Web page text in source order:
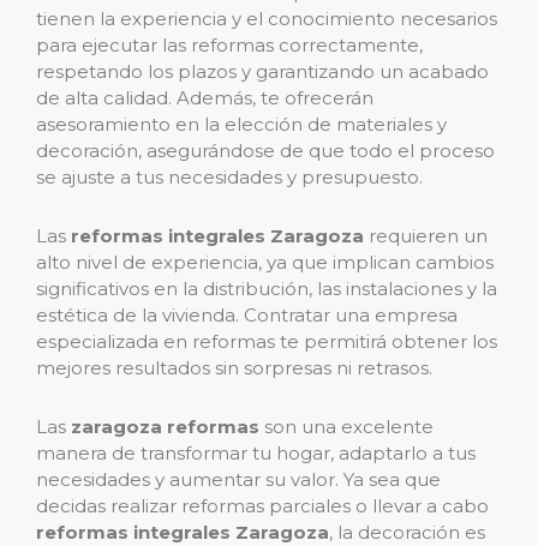
tienen la experiencia y el conocimiento necesarios
para ejecutar las reformas correctamente,
respetando los plazos y garantizando un acabado
de alta calidad. Además, te ofrecerán
asesoramiento en la elección de materiales y
decoración, asegurándose de que todo el proceso
se ajuste a tus necesidades y presupuesto.
Las reformas integrales Zaragoza requieren un
alto nivel de experiencia, ya que implican cambios
significativos en la distribución, las instalaciones y la
estética de la vivienda. Contratar una empresa
especializada en reformas te permitirá obtener los
mejores resultados sin sorpresas ni retrasos.
Las zaragoza reformas son una excelente
manera de transformar tu hogar, adaptarlo a tus
necesidades y aumentar su valor. Ya sea que
decidas realizar reformas parciales o llevar a cabo
reformas integrales Zaragoza, la decoración es